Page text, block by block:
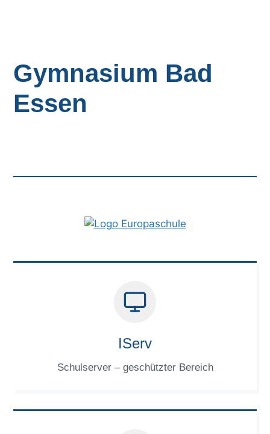
Gymnasium Bad
Essen
IServ
Schulserver – geschützter Bereich